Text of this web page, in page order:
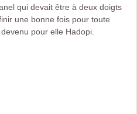
qui devait être à deux doigts
une bonne fois pour toute
pour elle Hadopi.